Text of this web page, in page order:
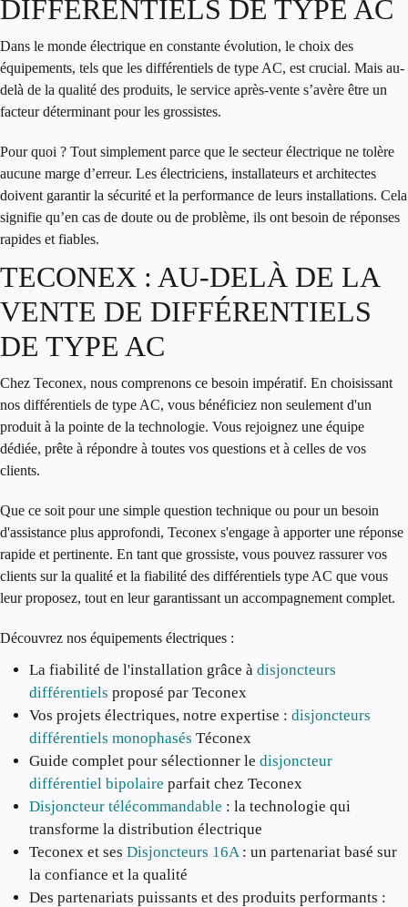
DIFFÉRENTIELS DE TYPE AC
Dans le monde électrique en constante évolution, le choix des
équipements, tels que les différentiels de type AC, est crucial. Mais au-
delà de la qualité des produits, le service après-vente s’avère être un
facteur déterminant pour les grossistes.
Pour quoi ? Tout simplement parce que le secteur électrique ne tolère
aucune marge d’erreur. Les électriciens, installateurs et architectes
doivent garantir la sécurité et la performance de leurs installations. Cela
signifie qu’en cas de doute ou de problème, ils ont besoin de réponses
rapides et fiables.
TECONEX : AU-DELÀ DE LA
VENTE DE DIFFÉRENTIELS
DE TYPE AC
Chez Teconex, nous comprenons ce besoin impératif. En choisissant
nos différentiels de type AC, vous bénéficiez non seulement d'un
produit à la pointe de la technologie. Vous rejoignez une équipe
dédiée, prête à répondre à toutes vos questions et à celles de vos
clients.
Que ce soit pour une simple question technique ou pour un besoin
d'assistance plus approfondi, Teconex s'engage à apporter une réponse
rapide et pertinente. En tant que grossiste, vous pouvez rassurer vos
clients sur la qualité et la fiabilité des différentiels type AC que vous
leur proposez, tout en leur garantissant un accompagnement complet.
Découvrez nos équipements électriques :
La fiabilité de l'installation grâce à disjoncteurs
différentiels proposé par Teconex
Vos projets électriques, notre expertise : disjoncteurs
différentiels monophasés Téconex
Guide complet pour sélectionner le disjoncteur
différentiel bipolaire parfait chez Teconex
Disjoncteur télécommandable : la technologie qui
transforme la distribution électrique
Teconex et ses Disjoncteurs 16A: un partenariat basé sur
la confiance et la qualité
Des partenariats puissants et des produits performants :